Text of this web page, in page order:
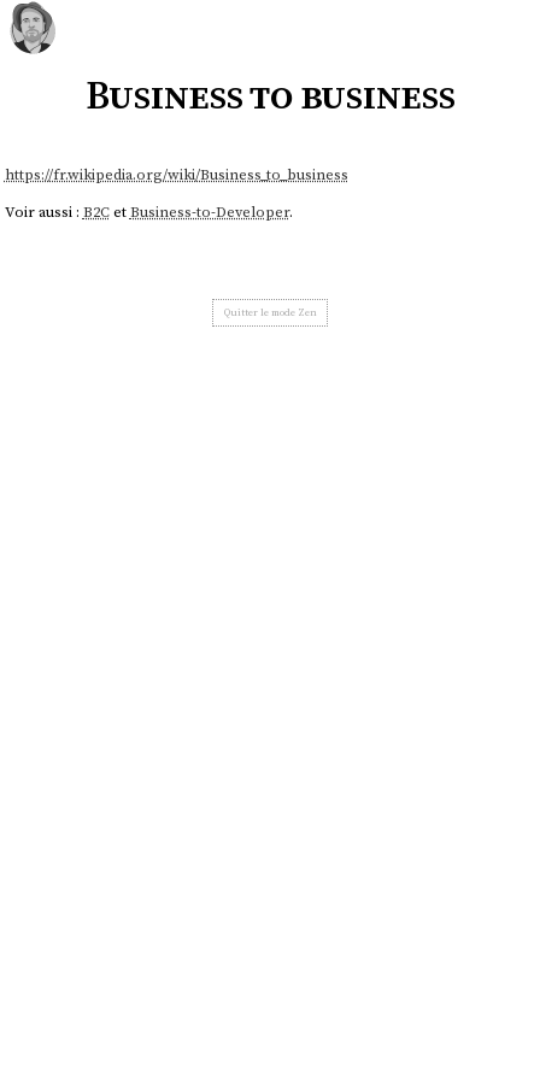
Business to business
https://fr.wikipedia.org/wiki/Business_to_business
Voir aussi : B2CetBusiness-to-Developer.
Quitter le mode Zen